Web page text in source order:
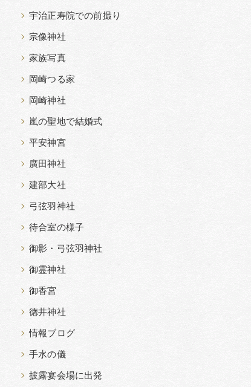
宇治正寿院での前撮り
宗像神社
家族写真
岡崎つる家
岡崎神社
嵐の聖地で結婚式
平安神宮
廣田神社
建部大社
弓弦羽神社
待合室の様子
御影・弓弦羽神社
御霊神社
御香宮
徳井神社
情報ブログ
手水の儀
披露宴会場に出発